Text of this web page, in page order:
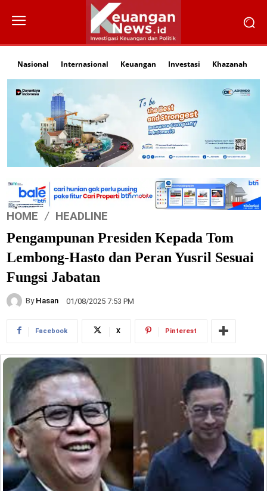
Nasional Internasional Keuangan Investasi Khazanah
HOME HEADLINE
Pengampunan Presiden Kepada Tom
Lembong-Hasto dan Peran Yusril Sesuai
Fungsi Jabatan
By Hasan 01/08/2025 7:53 PM
Facebook X Pinterest